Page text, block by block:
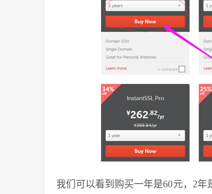
我们可以看到购买一年是60元，2